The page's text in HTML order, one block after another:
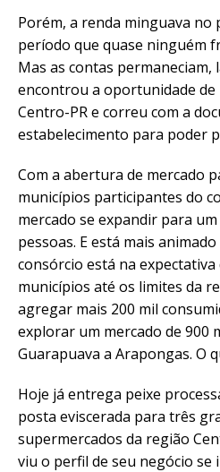
Porém, a renda minguava no
período que quase ninguém
Mas as contas permaneciam,
encontrou a oportunidade de
Centro-PR e correu com a
estabelecimento para poder
Com a abertura de mercado
municípios participantes do
mercado se expandir para
pessoas. E está mais
consórcio está na
municípios até os limites da
agregar mais 200 mil
explorar um mercado de 900
Guarapuava a Arapongas. O
Hoje já entrega peixe
posta eviscerada para três
supermercados da região
viu o perfil de seu negócio se